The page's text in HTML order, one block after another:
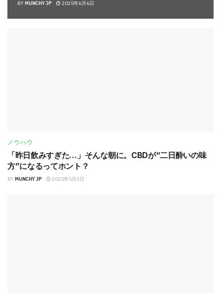
BY MUNCHY JP 2025年6月6日
ノウハウ
「昨日飲みすぎた…」そんな朝に。CBDが“二日酔いの味
方”になるってホント？
BY MUNCHY JP 2025年5月1日